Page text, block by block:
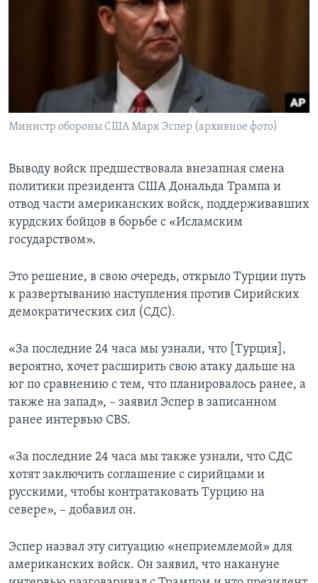
Министр обороны США Марк Эспер (архивное фото)
Выводу войск предшествовала внезапная смена
политики президента США Дональда Трампа и
отвод части американских войск, поддерживавших
курдских бойцов в борьбе с «Исламским
государством».
Это решение, в свою очередь, открыло Турции путь
к развертыванию наступления против Сирийских
демократических сил (СДС).
«За последние 24 часа мы узнали, что [Турция],
вероятно, хочет расширить свою атаку дальше на
юг по сравнению с тем, что планировалось ранее, а
также на запад», – заявил Эспер в записанном
ранее интервью CBS.
«За последние 24 часа мы также узнали, что СДС
хотят заключить соглашение с сирийцами и
русскими, чтобы контратаковать Турцию на
севере», – добавил он.
Эспер назвал эту ситуацию «неприемлемой» для
американских войск. Он заявил, что накануне